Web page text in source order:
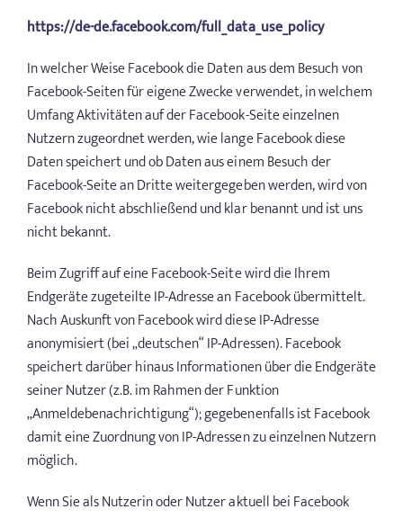
https://de-de.facebook.com/full_data_use_policy
In welcher Weise Facebook die Daten aus dem Besuch von
Facebook-Seiten für eigene Zwecke verwendet, in welchem
Umfang Aktivitäten auf der Facebook-Seite einzelnen
Nutzern zugeordnet werden, wie lange Facebook diese
Daten speichert und ob Daten aus einem Besuch der
Facebook-Seite an Dritte weitergegeben werden, wird von
Facebook nicht abschließend und klar benannt und ist uns
nicht bekannt.
Beim Zugriff auf eine Facebook-Seite wird die Ihrem
Endgeräte zugeteilte IP-Adresse an Facebook übermittelt.
Nach Auskunft von Facebook wird diese IP-Adresse
anonymisiert (bei „deutschen“ IP-Adressen). Facebook
speichert darüber hinaus Informationen über die Endgeräte
seiner Nutzer (z.B. im Rahmen der Funktion
„Anmeldebenachrichtigung“); gegebenenfalls ist Facebook
damit eine Zuordnung von IP-Adressen zu einzelnen Nutzern
möglich.
Wenn Sie als Nutzerin oder Nutzer aktuell bei Facebook